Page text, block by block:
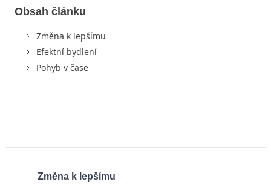
Obsah článku
Změna k lepšímu
Efektní bydlení
Pohyb v čase
Změna k lepšímu